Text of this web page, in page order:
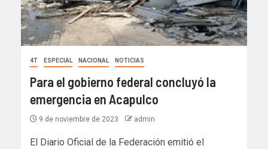
4T ESPECIAL NACIONAL NOTICIAS
Para el gobierno federal concluyó la
emergencia en Acapulco
9 de noviembre de 2023 admin
El Diario Oficial de la Federación emitió el